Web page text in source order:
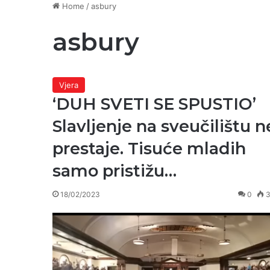
Home /asbury
asbury
Vjera
‘DUH SVETI SE SPUSTIO’
Slavljenje na sveučilištu
prestaje. Tisuće mladih
samo pristižu…
18/02/2023 0